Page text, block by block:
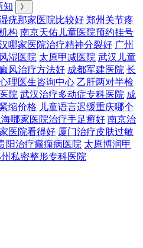
知 》
疣那家医院比较好 郑州关节疼
构 南京天佑儿童医院预约挂号
哪家医院治疗精神分裂好 广州
湿医院 太原甲减医院 武汉儿童
风治疗方法好 成都军建医院 长
理医生咨询中心 乙肝两对半检
院 武汉治疗多动症专科医院 成
缩价格 儿童语言迟缓重庆哪个
海哪家医院治疗手足癣好 南京治
医院看得好 厦门治疗皮肤过敏
阳治疗癫痫病医院 太原博润甲
私密整形专科医院